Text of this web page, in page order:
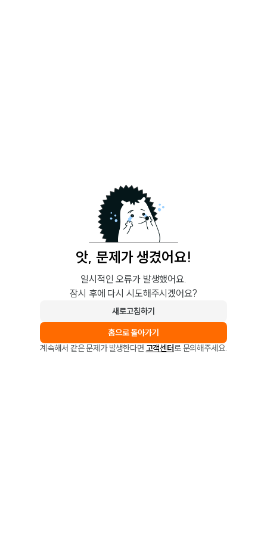
앗, 문제가 생겼어요!
일시적인 오류가 발생했어요.
잠시 후에 다시 시도해주시겠어요?
새로고침하기
홈으로 돌아가기
계속해서 같은 문제가 발생한다면 고객센터로 문의해주세요.